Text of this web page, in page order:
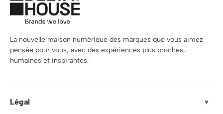
La nouvelle maison numérique des marques que vous aimez
pensée pour vous, avec des expériences plus proches,
humaines et inspirantes.
Légal ▼